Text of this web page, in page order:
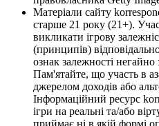
Матеріали сайту
старше 21 року (21+).
викликати ігрову
(принципів)
ознак залежності негайно
Пам'ятайте, що участь в
джерелом доходів або
Інформаційний ресурс
ігри на реальні та/або
приймає ні в якій формі